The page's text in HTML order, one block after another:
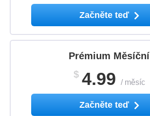
Začněte teď
Prémium Měsíční
$ 4.99 / měsíc
Začněte teď